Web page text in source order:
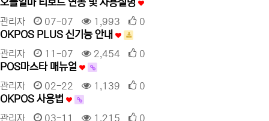
오늘얼마 티보드 연동 및 사용설명
관리자 07-07 1,993 0
OKPOS PLUS 신기능 안내
관리자 11-07 2,454 0
POS마스타 매뉴얼
관리자 02-22 1,139 0
OKPOS 사용법
관리자 03-11 1,215 0